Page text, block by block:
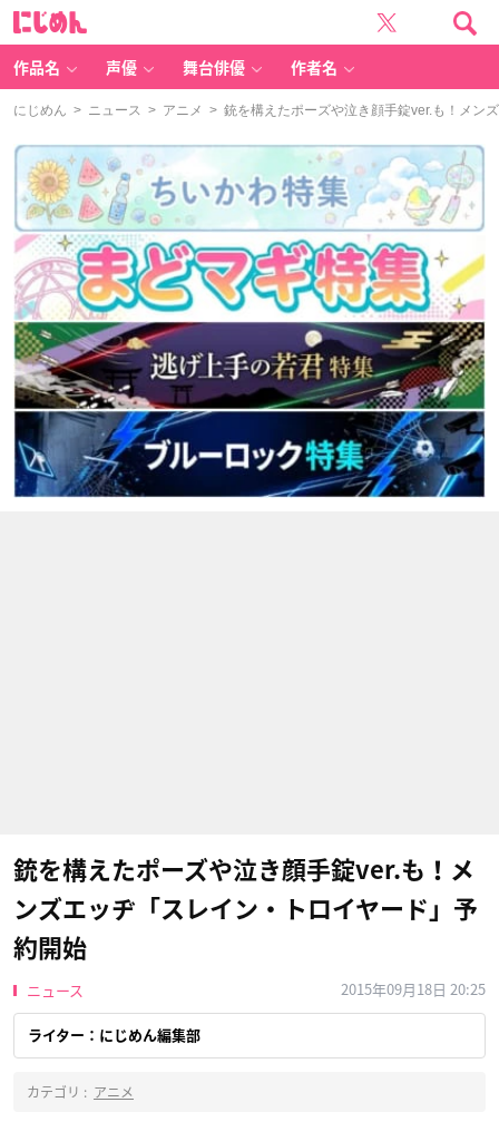
作品名 声優 舞台俳優 作者名
にじめん > ニュース > アニメ > 銃を構えたポーズや泣き顔手錠ver.も！メン
銃を構えたポーズや泣き顔手錠ver.も！メ
ンズエッヂ「スレイン・トロイヤード」予
約開始
ニュース 2015年09月18日 20:25
ライター：にじめん編集部
カテゴリ : アニメ